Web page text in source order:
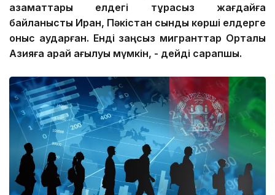
азаматтары елдегі тұрақсыз жағдайға
байланысты Иран, Пәкістан сынды көрші елдерге
қоныс аударған. Енді заңсыз мигранттар Орталық
Азияға қарай ағылуы мүмкін, - дейді сарапшы.